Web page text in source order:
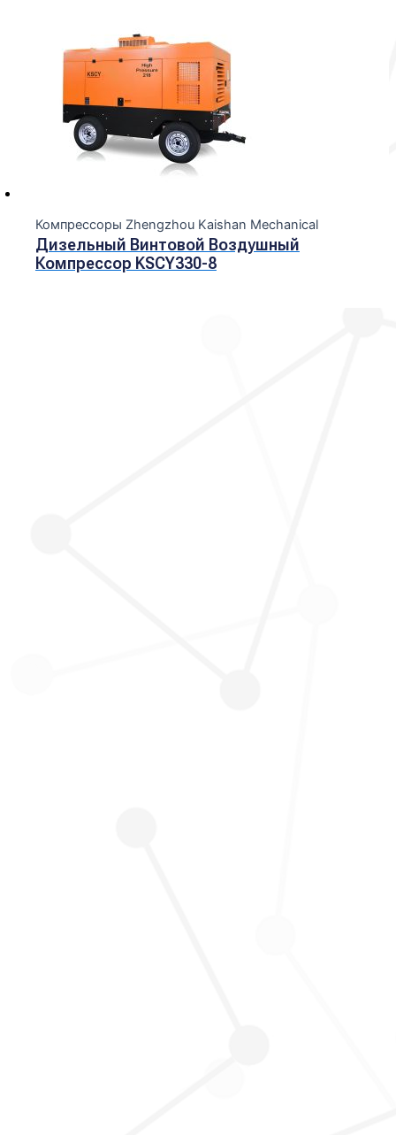
Компрессоры Zhengzhou Kaishan Mechanical
Дизельный Винтовой Воздушный
Компрессор KSCY330-8